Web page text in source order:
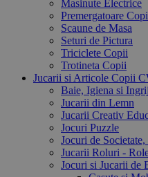
Masinute Electrice
Premergatoare
Scaune de Masa
Seturi de Pictura
Triciclete Copii
Trotineta Copii
Jucarii si Articole Copii
Baie, Igiena si
Jucarii din Lemn
Jucarii Creativ
Jocuri Puzzle
Jocuri de
Jucarii Roluri -
Jocuri si Jucarii de